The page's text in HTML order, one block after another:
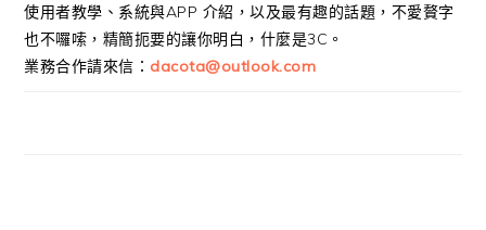
使用者教學、系統與APP 介紹，以及最有趣的話題，不愛贅字
也不囉嗦，精簡扼要的讓你明白，什麼是3C。
業務合作請來信： dacota@outlook.com